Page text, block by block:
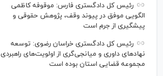
رئیس کل دادگستری فارس: موقوفه کاظمی
الگویی موفق در پیوند وقف، پژوهش حقوقی و
پیشگیری از جرم است
رئیس کل دادگستری خراسان رضوی: توسعه
نهاد‌های داوری و میانجی‌گری از اولویت‌های راهبردی
مجموعه قضایی استان بوده است